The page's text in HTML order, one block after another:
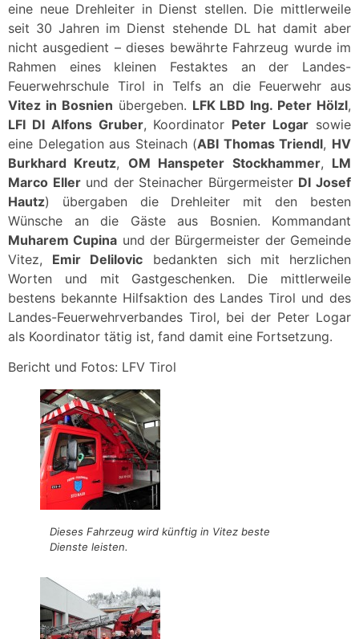
eine neue Drehleiter in Dienst stellen. Die mittlerweile
seit 30 Jahren im Dienst stehende DL hat damit aber
nicht ausgedient – dieses bewährte Fahrzeug wurde im
Rahmen eines kleinen Festaktes an der Landes-
Feuerwehrschule Tirol in Telfs an die Feuerwehr aus
Vitez in Bosnien übergeben. LFK LBD Ing. Peter Hölzl,
LFI DI Alfons Gruber, Koordinator Peter Logar sowie
eine Delegation aus Steinach (ABI Thomas Triendl, HV
Burkhard Kreutz, OM Hanspeter Stockhammer, LM
Marco Ellerund der Steinacher Bürgermeister DI Josef
Hautz) übergaben die Drehleiter mit den besten
Wünsche an die Gäste aus Bosnien. Kommandant
Muharem Cupina und der Bürgermeister der Gemeinde
Vitez, Emir Delilovic bedankten sich mit herzlichen
Worten und mit Gastgeschenken. Die mittlerweile
bestens bekannte Hilfsaktion des Landes Tirol und des
Landes-Feuerwehrverbandes Tirol, bei der Peter Logar
als Koordinator tätig ist, fand damit eine Fortsetzung.
Bericht und Fotos: LFV Tirol
Dieses Fahrzeug wird künftig in Vitez beste
Dienste leisten.